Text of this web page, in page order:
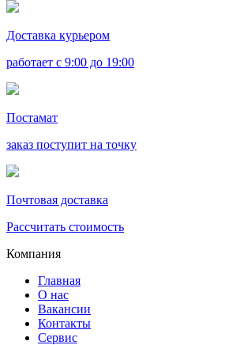
Доставка курьером
работает с 9:00 до 19:00
Постамат
заказ поступит на точку
Почтовая доставка
Рассчитать стоимость
Компания
Главная
О нас
Вакансии
Контакты
Сервис